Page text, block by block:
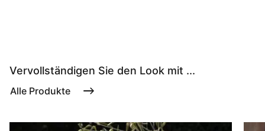
Vervollständigen Sie den Look mit ...
Alle Produkte